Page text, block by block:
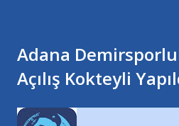
Adana
Açılış Kokteyli